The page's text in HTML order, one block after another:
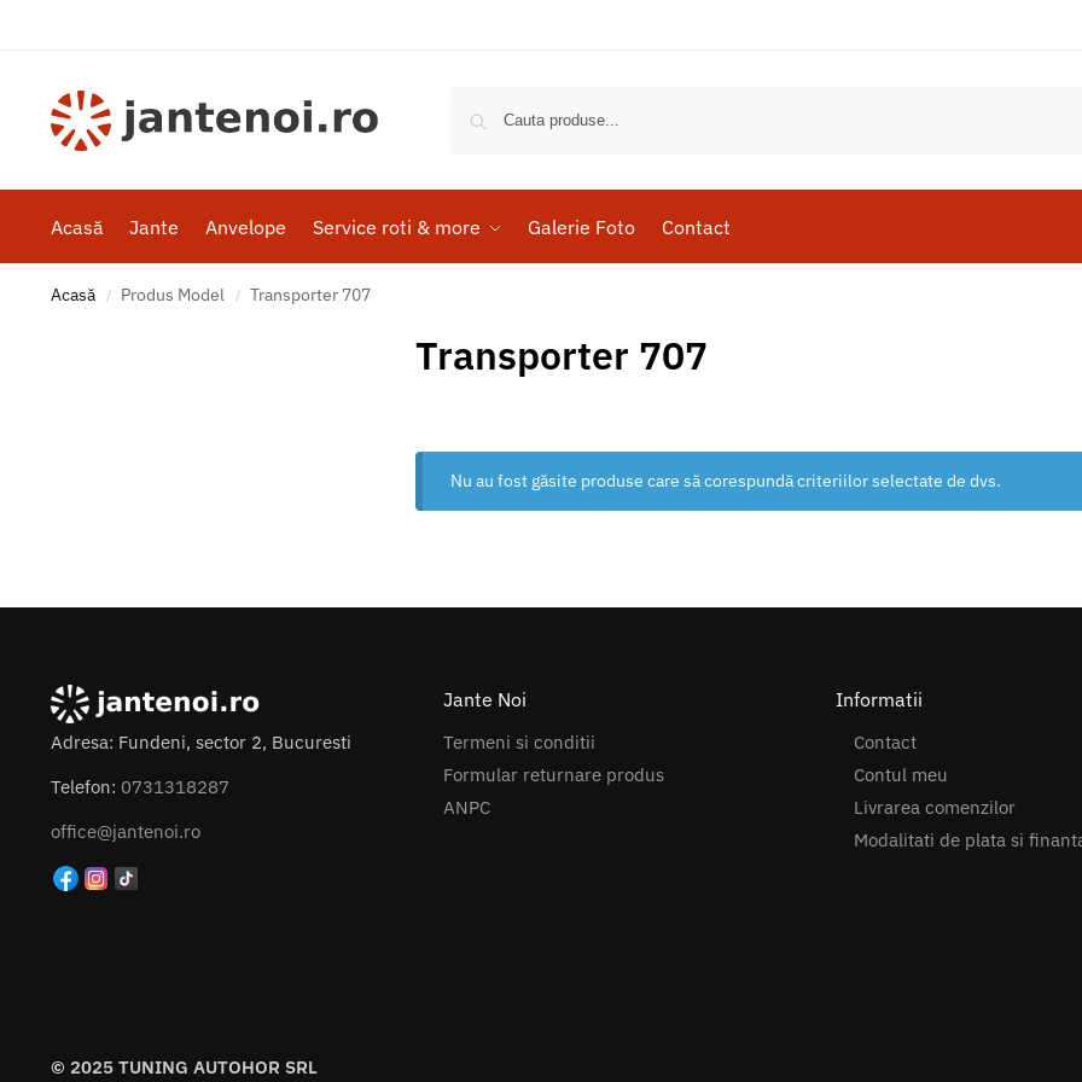
Acasă Jante Anvelope Service roti & more Galerie Foto Contact
Acasă / Produs Model / Transporter 707
Transporter 707
Nu au fost găsite produse care să corespundă criteriilor selectate de dvs.
Adresa: Fundeni, sector 2, Bucuresti
Telefon: 0731318287
office@jantenoi.ro
Jante Noi
Termeni si conditii
Formular returnare produs
ANPC
Informatii
Contact
Contul meu
Livrarea comenzilor
Modalitati de plata si
© 2025 TUNING AUTOHOR SRL